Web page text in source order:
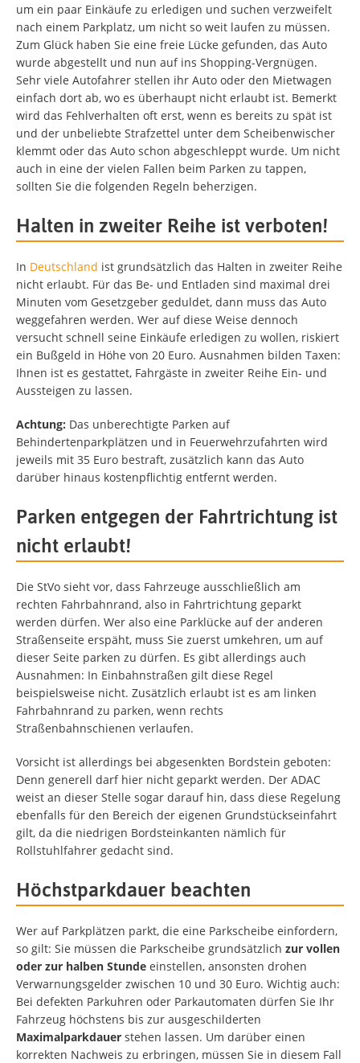
um ein paar Einkäufe zu erledigen und suchen verzweifelt
nach einem Parkplatz, um nicht so weit laufen zu müssen.
Zum Glück haben Sie eine freie Lücke gefunden, das Auto
wurde abgestellt und nun auf ins Shopping-Vergnügen.
Sehr viele Autofahrer stellen ihr Auto oder den Mietwagen
einfach dort ab, wo es überhaupt nicht erlaubt ist. Bemerkt
wird das Fehlverhalten oft erst, wenn es bereits zu spät ist
und der unbeliebte Strafzettel unter dem Scheibenwischer
klemmt oder das Auto schon abgeschleppt wurde. Um nicht
auch in eine der vielen Fallen beim Parken zu tappen,
sollten Sie die folgenden Regeln beherzigen.
Halten in zweiter Reihe ist verboten!
In Deutschland ist grundsätzlich das Halten in zweiter Reihe
nicht erlaubt. Für das Be- und Entladen sind maximal drei
Minuten vom Gesetzgeber geduldet, dann muss das Auto
weggefahren werden. Wer auf diese Weise dennoch
versucht schnell seine Einkäufe erledigen zu wollen, riskiert
ein Bußgeld in Höhe von 20 Euro. Ausnahmen bilden Taxen:
Ihnen ist es gestattet, Fahrgäste in zweiter Reihe Ein- und
Aussteigen zu lassen.
Achtung: Das unberechtigte Parken auf
Behindertenparkplätzen und in Feuerwehrzufahrten wird
jeweils mit 35 Euro bestraft, zusätzlich kann das Auto
darüber hinaus kostenpflichtig entfernt werden.
Parken entgegen der Fahrtrichtung ist
nicht erlaubt!
Die StVo sieht vor, dass Fahrzeuge ausschließlich am
rechten Fahrbahnrand, also in Fahrtrichtung geparkt
werden dürfen. Wer also eine Parklücke auf der anderen
Straßenseite erspäht, muss Sie zuerst umkehren, um auf
dieser Seite parken zu dürfen. Es gibt allerdings auch
Ausnahmen: In Einbahnstraßen gilt diese Regel
beispielsweise nicht. Zusätzlich erlaubt ist es am linken
Fahrbahnrand zu parken, wenn rechts
Straßenbahnschienen verlaufen.
Vorsicht ist allerdings bei abgesenkten Bordstein geboten:
Denn generell darf hier nicht geparkt werden. Der ADAC
weist an dieser Stelle sogar darauf hin, dass diese Regelung
ebenfalls für den Bereich der eigenen Grundstückseinfahrt
gilt, da die niedrigen Bordsteinkanten nämlich für
Rollstuhlfahrer gedacht sind.
Höchstparkdauer beachten
Wer auf Parkplätzen parkt, die eine Parkscheibe einfordern,
so gilt: Sie müssen die Parkscheibe grundsätzlich zur vollen
oder zur halben Stunde einstellen, ansonsten drohen
Verwarnungsgelder zwischen 10 und 30 Euro. Wichtig auch:
Bei defekten Parkuhren oder Parkautomaten dürfen Sie Ihr
Fahrzeug höchstens bis zur ausgeschilderten
Maximalparkdauer stehen lassen. Um darüber einen
korrekten Nachweis zu erbringen, müssen Sie in diesem Fall